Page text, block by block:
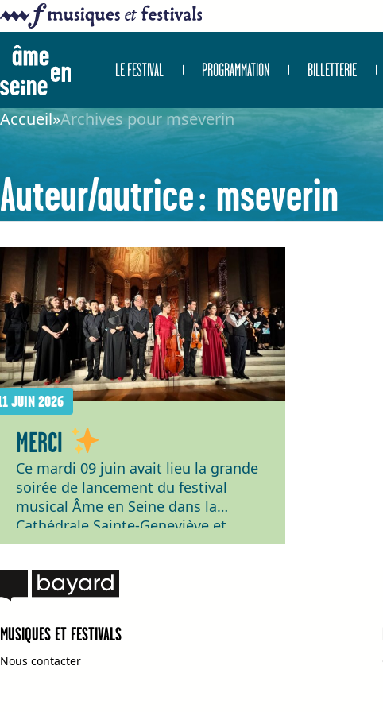
LE FESTIVAL PROGRAMMATION BILLETTERIE
Accueil»Archives pour mseverin
Auteur/autrice : mseverin
JUIN 2026
MERCI
Ce mardi 09 juin avait lieu la grande
soirée de lancement du festival
musical Âme en Seine dans la
Cathédrale Sainte-Geneviève et
Saint-Maurice de Nanterre ! Bravo au
Grand Chœur Sainte-Geneviève
dirigé par Laetitia Corcelle pour ce
d’Haydn, Gounod, Fauré et Alexandre
Benéteau ! […]
MUSIQUES ET FESTIVALS
Nous contacter